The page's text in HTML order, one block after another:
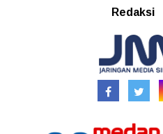
Redaksi